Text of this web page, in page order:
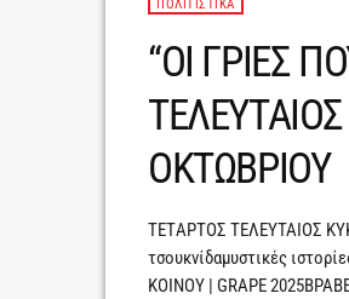
ΠΟΛΙΤΙΣΤΙΚΆ
“ΟΙ ΓΡΙΕΣ
ΟΚΤΩΒΡΙΟΥ
TETΑΡΤΟΣ ΤΕΛΕΥΤΑΙΟΣ
τσουκνίδαμυστικές
ΚΟΙΝΟΥ | GRAPE